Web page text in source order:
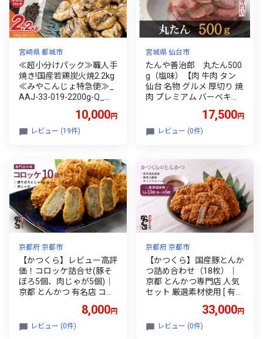
宮崎県 都城市
≪超小分けパック≫職人手
焼き!国産若鶏炭火焼2.2kg
≪みやこんじょ特急便≫_
AAJ-33-019-2200g-Q_都
ード配送 小分け 国産若鶏
炭火焼き 小分け 100g 宮崎
10,000円
レビュー (19件)
宮城県 仙台市
たんや善治郎 丸たん500
g（塩味）【肉 牛肉 タン
仙台 名物 グルメ 厚切り 焼
肉 プレミアム バーベキュ
品 人気 ギフト 風味豊か 旨
味 冷凍保存 焼き方簡単 食
17,500円
レビュー (0件)
京都府 京都市
【かつくら】レビュー高評
価！コロッケ詰合せ(豚そ
ぼろ5個、肉じゃが5個)｜
京都 とんかつ 有名店 コロ
専門店 こだわりコロッケ 2
種食べ比べ 贅沢 グルメ お
8,000円
レビュー (0件)
京都府 京都市
【かつくら】国産豚とんか
つ詰め合わせ（18枚）｜
京都 とんかつ専門店 人気
セット 厳選素材使用 [ 有名
つ やわらか食感 独自開発
のパン粉使用 おすすめ 肉
33,000円
レビュー (0件)